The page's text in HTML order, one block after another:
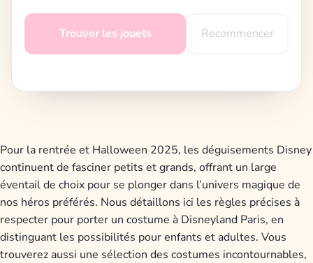
Trouver les jouets Recommencer
Pour la rentrée et Halloween 2025, les déguisements Disney
continuent de fasciner petits et grands, offrant un large
éventail de choix pour se plonger dans l’univers magique de
nos héros préférés. Nous détaillons ici les règles précises à
respecter pour porter un costume à Disneyland Paris, en
distinguant les possibilités pour enfants et adultes. Vous
trouverez aussi une sélection des costumes incontournables,